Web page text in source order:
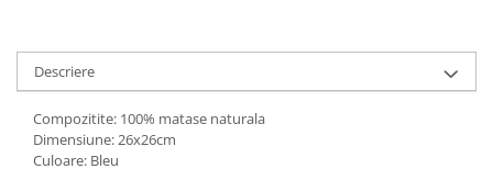
Descriere
Compozitite: 100% matase naturala
Dimensiune: 26x26cm
Culoare: Bleu